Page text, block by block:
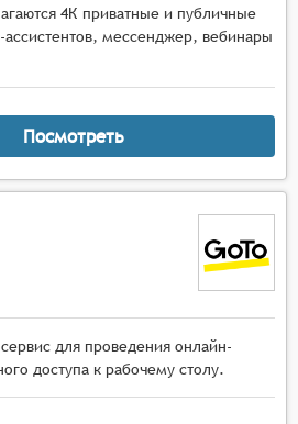
4К приватные и публичные
мессенджер, вебинары
Посмотреть
для проведения онлайн-
доступа к рабочему столу.